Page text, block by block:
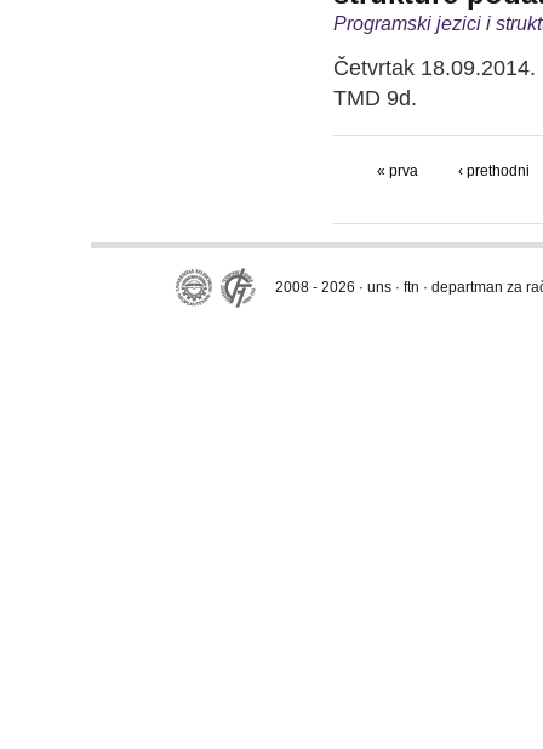
Programski jezici i
Četvrtak 18.09.2014.
TMD 9d.
« prva ‹ prethodni
2008 - 2026 · uns · ftn · departman za